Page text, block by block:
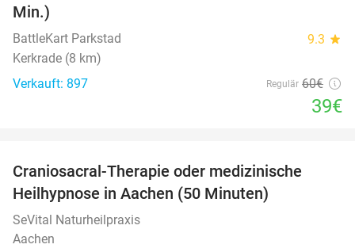
Min.)
BattleKart Parkstad 9.3 star
Kerkrade (8 km)
Verkauft: 897
Regulär 60€
39€
Craniosacral-Therapie oder medizinische
Heilhypnose in Aachen (50 Minuten)
SeVital Naturheilpraxis
Aachen